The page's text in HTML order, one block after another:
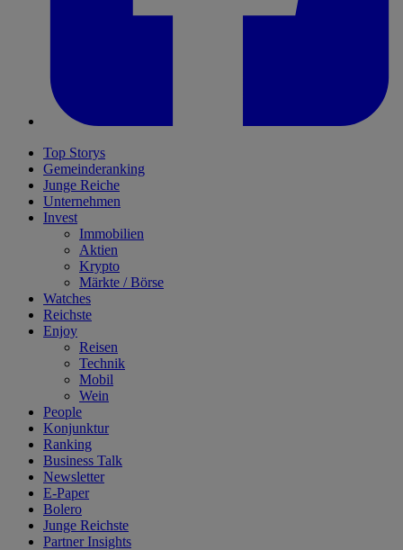
Top Storys
Gemeinderanking
Junge Reiche
Unternehmen
Invest
Immobilien
Aktien
Krypto
Märkte / Börse
Watches
Reichste
Enjoy
Reisen
Technik
Mobil
Wein
People
Konjunktur
Ranking
Business Talk
Newsletter
E-Paper
Bolero
Junge Reichste
Partner Insights